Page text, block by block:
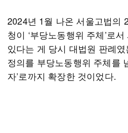
2024년 1월 나온 서울고법의
청이 ‘부당노동행위 주체’로
있다는 게 당시 대법원 판례
정의를 부당노동행위 주체를
자’로까지 확장한 것이었다.